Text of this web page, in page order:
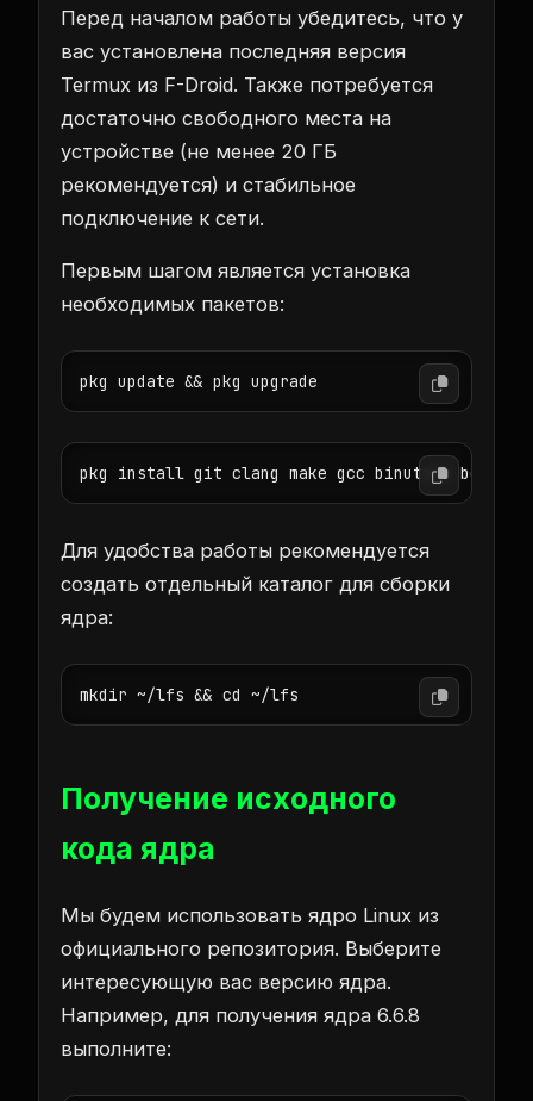
Перед началом работы убедитесь, что у
вас установлена последняя версия
Termux из F-Droid. Также потребуется
достаточно свободного места на
устройстве (не менее 20 ГБ
рекомендуется) и стабильное
подключение к сети.
Первым шагом является установка
необходимых пакетов:
pkg update && pkg upgrade
pkg install git clang make gcc binutils bc
Для удобства работы рекомендуется
создать отдельный каталог для сборки
ядра:
mkdir ~/lfs && cd ~/lfs
Получение исходного
кода ядра
Мы будем использовать ядро Linux из
официального репозитория. Выберите
интересующую вас версию ядра.
Например, для получения ядра 6.6.8
выполните: